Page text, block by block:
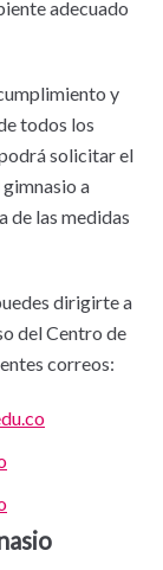
adecuado
y
todos los
solicitar el
a
de las medidas
dirigirte a
del Centro de
correos: